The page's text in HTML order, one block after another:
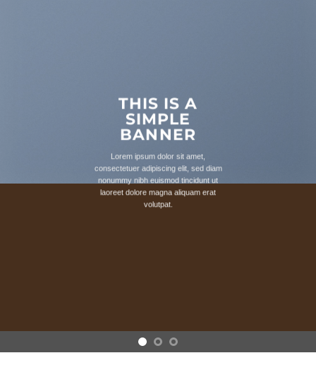
THIS IS A
SIMPLE
BANNER
Lorem ipsum dolor sit amet,
consectetuer adipiscing elit, sed diam
nonummy nibh euismod tincidunt ut
laoreet dolore magna aliquam erat
volutpat.